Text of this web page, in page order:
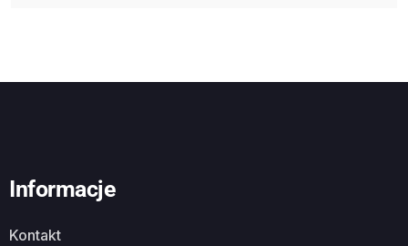
Informacje
Kontakt